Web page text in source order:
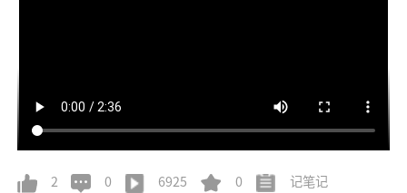
2 0 6925 0 记笔记